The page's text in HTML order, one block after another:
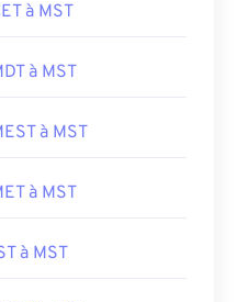
à MST
à MST
à MST
à MST
à MST